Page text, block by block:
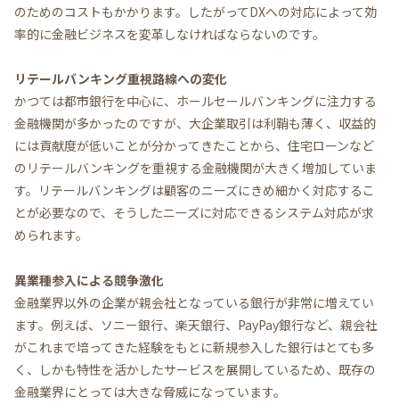
のためのコストもかかります。したがってDXへの対応によって効
率的に金融ビジネスを変革しなければならないのです。
リテールバンキング重視路線への変化
かつては都市銀行を中心に、ホールセールバンキングに注力する
金融機関が多かったのですが、大企業取引は利鞘も薄く、収益的
には貢献度が低いことが分かってきたことから、住宅ローンなど
のリテールバンキングを重視する金融機関が大きく増加していま
す。リテールバンキングは顧客のニーズにきめ細かく対応するこ
とが必要なので、そうしたニーズに対応できるシステム対応が求
められます。
異業種参入による競争激化
金融業界以外の企業が親会社となっている銀行が非常に増えてい
ます。例えば、ソニー銀行、楽天銀行、PayPay銀行など、親会社
がこれまで培ってきた経験をもとに新規参入した銀行はとても多
く、しかも特性を活かしたサービスを展開しているため、既存の
金融業界にとっては大きな脅威になっています。